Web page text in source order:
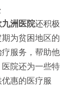
洲医院还积极
为贫困地区的
服务，帮助他
院还为一些特
惠的医疗服